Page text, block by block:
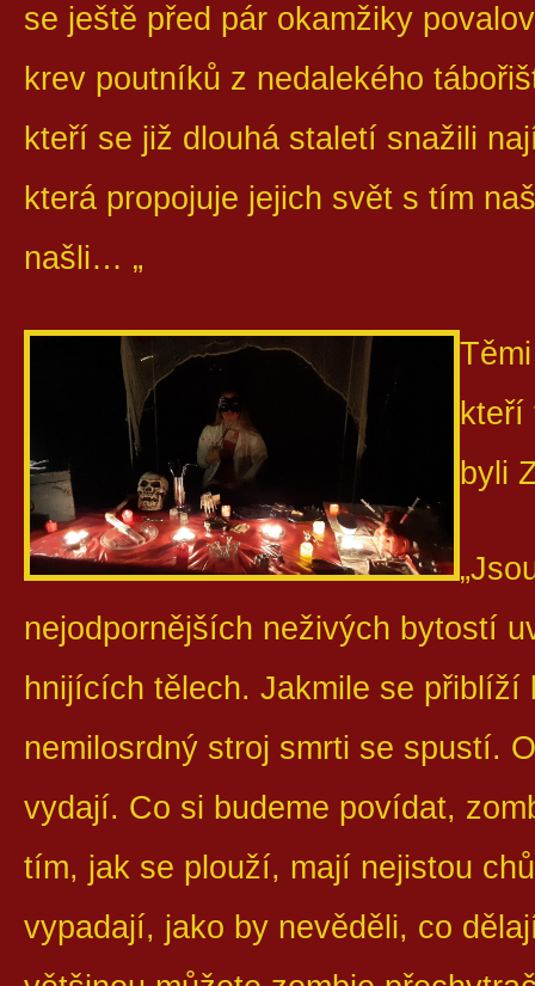
se ještě před pár okamžiky
krev poutníků z nedalekého
kteří se již dlouhá staletí snažili
která propojuje jejich svět s tím
našli… „
kteří
byli
nejodpornějších neživých bytostí
hnijících tělech. Jakmile se přiblíží
nemilosrdný stroj smrti se spustí.
vydají. Co si budeme povídat,
tím, jak se plouží, mají nejistou
vypadají, jako by nevěděli, co